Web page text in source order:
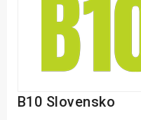
B10 Slovensko